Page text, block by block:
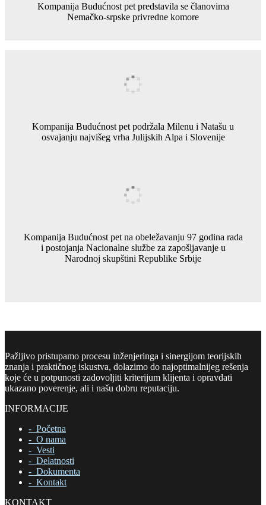
Kompanija Budućnost pet predstavila se članovima
Nemačko-srpske privredne komore
Kompanija Budućnost pet podržala Milenu i Natašu u
osvajanju najvišeg vrha Julijskih Alpa i Slovenije
Kompanija Budućnost pet na obeležavanju 97 godina rada
i postojanja Nacionalne službe za zapošljavanje u
Narodnoj skupštini Republike Srbije
Pažljivo pristupamo procesu inženjeringa i sinergijom teorijskih
znanja i praktičnog iskustva, dolazimo do najoptimalnijeg rešenja
koje će u potpunosti zadovoljiti kriterijum klijenta i opravdati
ukazano poverenje, ali i našu dobru reputaciju.
INFORMACIJE
- Početna
- O nama
- Vesti
- Delatnosti
- Dokumenta
- Kontakt
KONTAKT